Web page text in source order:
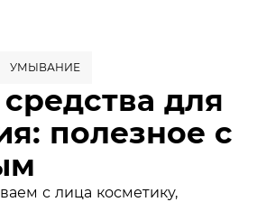
УМЫВАНИЕ
для
полезное с
с лица косметику,